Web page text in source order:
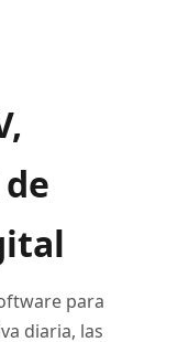
para
diaria, las